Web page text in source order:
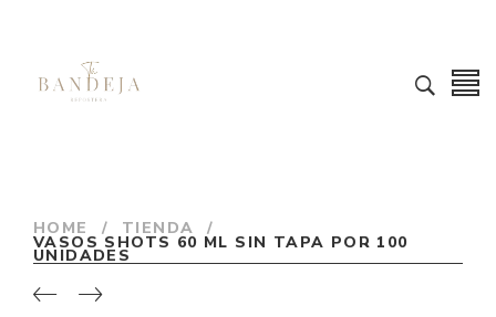
HOME / TIENDA /
VASOS SHOTS 60 ML SIN TAPA POR 100
UNIDADES